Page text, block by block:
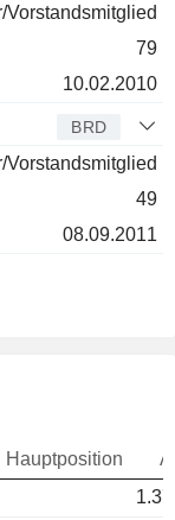
Vorstandsmitglied
79
10.02.2010
BRD
Vorstandsmitglied
49
08.09.2011
Hauptposition